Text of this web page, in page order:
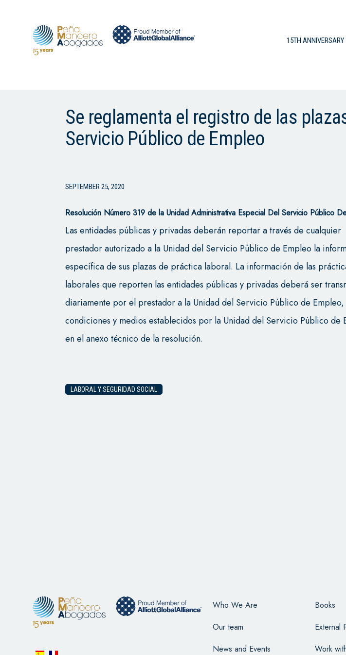
15TH ANNIVERSARY
Se reglamenta el registro de las
Servicio Público de Empleo
SEPTEMBER 25, 2020
Resolución Número 319 de la Unidad Administrativa Especial Del Servicio Público
Las entidades públicas y privadas deberán reportar a través de cualquier
prestador autorizado a la Unidad del Servicio Público de Empleo la
específica de sus plazas de práctica laboral. La información de las
laborales que reporten las entidades públicas y privadas deberá ser
diariamente por el prestador a la Unidad del Servicio Público de Empleo,
condiciones y medios establecidos por la Unidad del Servicio Público de
en el anexo técnico de la resolución.
LABORAL Y SEGURIDAD SOCIAL
Who We Are
Our team
News and Events
Books
External
Work